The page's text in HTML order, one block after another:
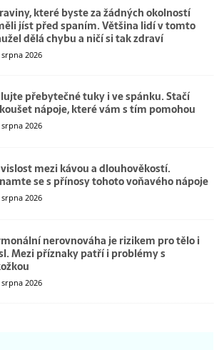
které byste za žádných okolností
jíst před spaním. Většina lidí v tomto
dělá chybu a ničí si tak zdraví
srpna 2026
přebytečné tuky i ve spánku. Stačí
nápoje, které vám s tím pomohou
srpna 2026
mezi kávou a dlouhověkostí.
se s přínosy tohoto voňavého nápoje
srpna 2026
nerovnováha je rizikem pro tělo i
Mezi příznaky patří i problémy s
srpna 2026